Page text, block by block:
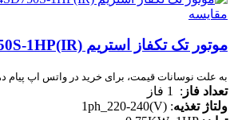
مقایسه
موتور تک تکفاز استریم 4SD750S-1HP(IR)
به علت نوسانات قیمت، برای خرید در واتس اپ پیام
تعداد فاز : 1 فاز
ولتاژ تغذیه: (V)1ph_220-240